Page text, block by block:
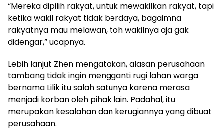
“Mereka dipilih rakyat, untuk mewakilkan rakyat, tapi
ketika wakil rakyat tidak berdaya, bagaimna
rakyatnya mau melawan, toh wakilnya aja gak
didengar,” ucapnya.
Lebih lanjut Zhen mengatakan, alasan perusahaan
tambang tidak ingin mengganti rugi lahan warga
bernama Lilik itu salah satunya karena merasa
menjadi korban oleh pihak lain. Padahal, itu
merupakan kesalahan dan kerugiannya yang dibuat
perusahaan.